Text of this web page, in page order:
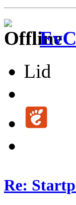
EvC
Lid
Re: